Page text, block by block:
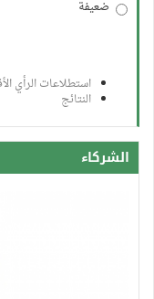
ضعيفة
استطلاعات الرأي
النتائج
الشركاء